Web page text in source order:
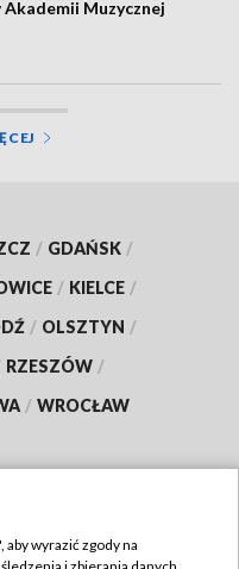
Akademii Muzycznej
/ GDAŃSK /
/ KIELCE /
/ OLSZTYN /
RZESZÓW /
/ WROCŁAW
wyrazić zgody na